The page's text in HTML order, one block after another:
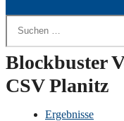
Suchen
nach:
Blockbuster
CSV Planitz
Ergebnisse